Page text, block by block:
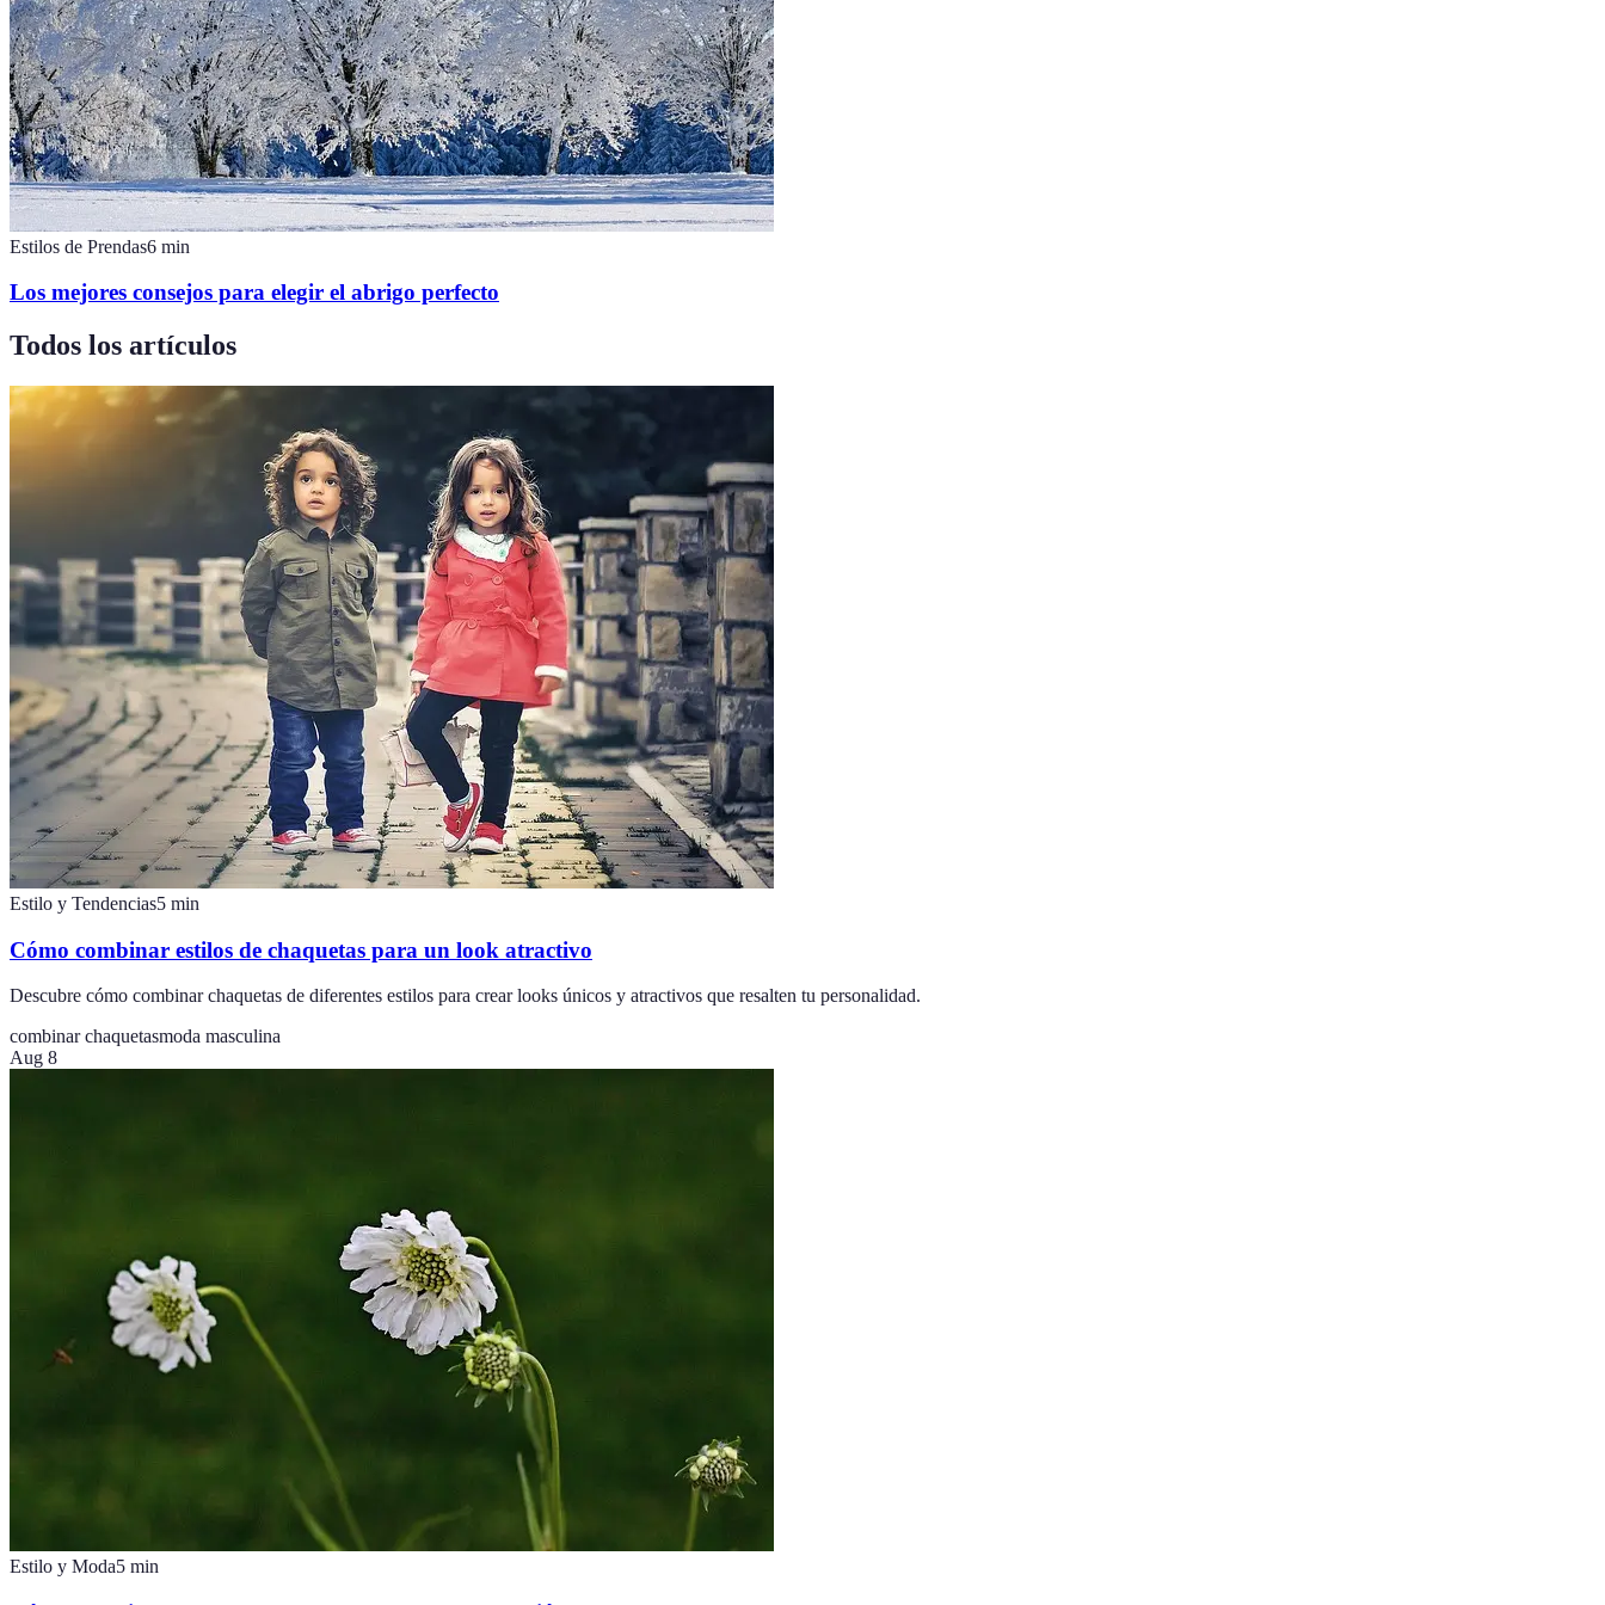
Estilos de Prendas6 min
Los mejores consejos para elegir el abrigo perfecto
Todos los artículos
Estilo y Tendencias5 min
Cómo combinar estilos de chaquetas para un look atractivo
Descubre cómo combinar chaquetas de diferentes estilos para crear looks únicos y atractivos que resalten tu personalidad.
combinar chaquetasmoda masculina
Aug 8
Estilo y Moda5 min